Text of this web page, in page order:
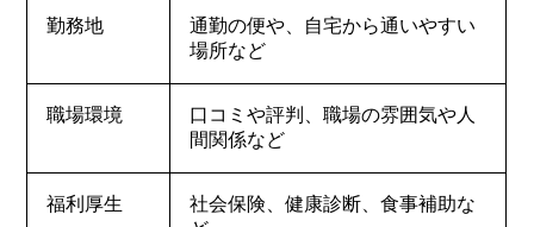
勤務地
通勤の便や、自宅から通いやすい
場所など
職場環境
口コミや評判、職場の雰囲気や人
間関係など
福利厚生
社会保険、健康診断、食事補助な